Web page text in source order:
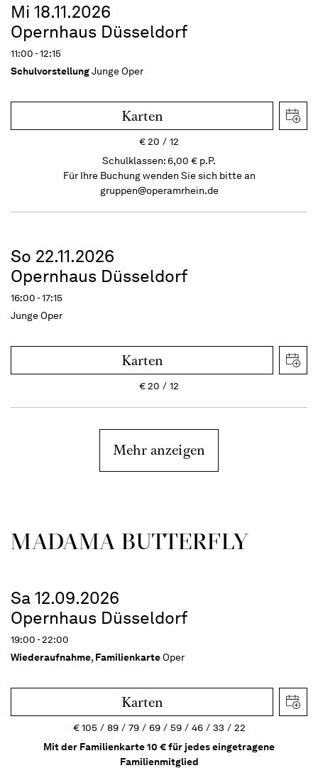
Mi 18.11.2026
Opernhaus Düsseldorf
11:00 - 12:15
SchulvorstellungJunge Oper
Karten
€20
12
Schulklassen: 6,00 € p.P.
Für Ihre Buchung wenden Sie sich bitte an
gruppen@operamrhein.de
So 22.11.2026
Opernhaus Düsseldorf
16:00 - 17:15
Junge Oper
Karten
€20 12
Mehr anzeigen
MADAMA BUTTER­FLY
Sa 12.09.2026
Opernhaus Düsseldorf
19:00 - 22:00
Wiederaufnahme, FamilienkarteOper
Karten
€105 89 79 69 59 46 33
22
Mit der Familienkarte 10 € für jedes eingetragene
Familienmitglied